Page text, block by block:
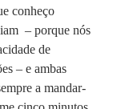
conheço
– porque nós
de
– e ambas
a mandar-